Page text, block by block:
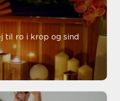
Århus vej til ro i krop og sind